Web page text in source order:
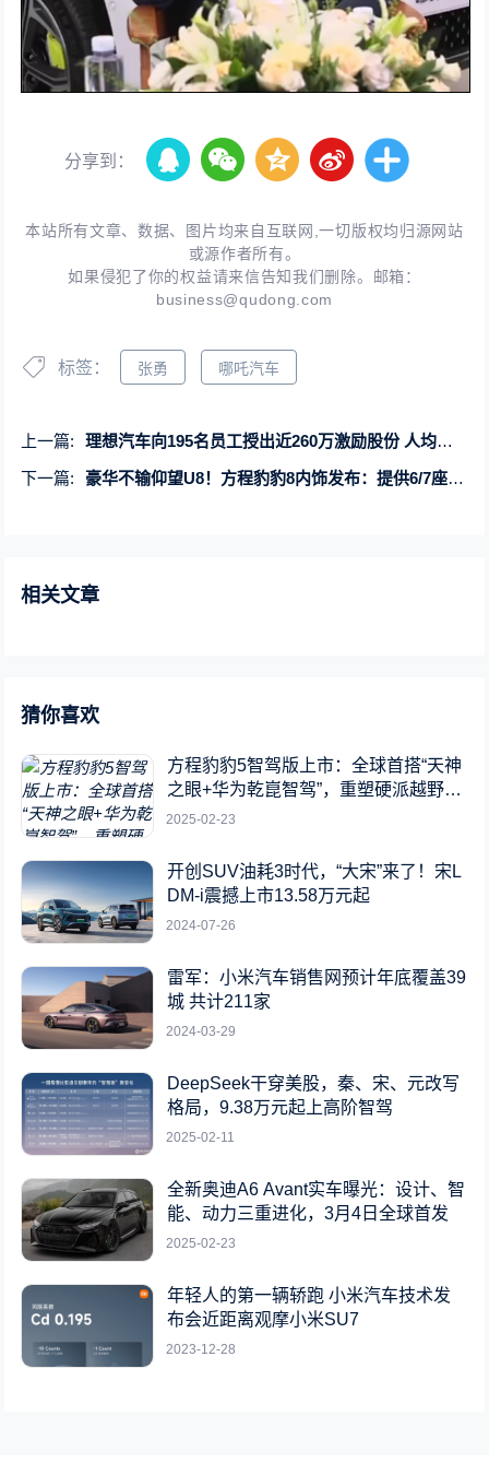
分享到：
本站所有文章、数据、图片均来自互联网,一切版权均归源网站
或源作者所有。
如果侵犯了你的权益请来信告知我们删除。邮箱：
business@qudong.com
标签： 张勇 哪吒汽车
上一篇:
理想汽车向195名员工授出近260万激励股份 人均约91.8万元
下一篇:
豪华不输仰望U8！方程豹豹8内饰发布：提供6/7座可供选择
相关文章
猜你喜欢
方程豹豹5智驾版上市：全球首搭“天神
之眼+华为乾崑智驾”，重塑硬派越野新
标杆
2025-02-23
开创SUV油耗3时代，“大宋”来了！宋L
DM-i震撼上市13.58万元起
2024-07-26
雷军：小米汽车销售网预计年底覆盖39
城 共计211家
2024-03-29
DeepSeek干穿美股，秦、宋、元改写
格局，9.38万元起上高阶智驾
2025-02-11
全新奥迪A6 Avant实车曝光：设计、智
能、动力三重进化，3月4日全球首发
2025-02-23
年轻人的第一辆轿跑 小米汽车技术发
布会近距离观摩小米SU7
2023-12-28